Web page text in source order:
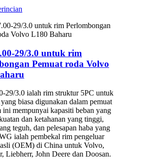
29/3.0 untuk rim
Pemuat roda Volvo
29/3.0 ialah rim struktur 5PC untuk
biasa digunakan dalam pemuat
ini mempunyai kapasiti beban yang
dan ketahanan yang tinggi,
teguh, dan pelesapan haba yang
ialah pembekal rim pengeluar
(OEM) di China untuk Volvo,
Liebherr, John Deere dan Doosan.